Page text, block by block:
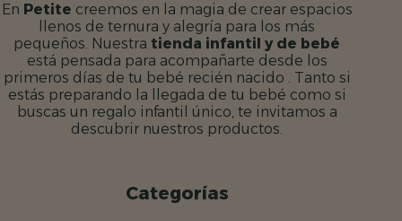
En Petite creemos en la magia de crear espacios
llenos de ternura y alegría para los más
pequeños. Nuestra tienda infantil y de bebé
está pensada para acompañarte desde los
primeros días de tu bebé recién nacido . Tanto si
estás preparando la llegada de tu bebé como si
buscas un regalo infantil único, te invitamos a
descubrir nuestros productos.
Categorías